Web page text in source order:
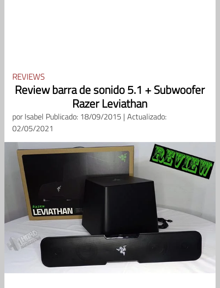
REVIEWS
Review barra de sonido 5.1 + Subwoofer
Razer Leviathan
porIsabel Publicado: 18/09/2015 | Actualizado:
02/05/2021